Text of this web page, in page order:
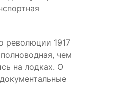
революции 1917
чем
на лодках. О